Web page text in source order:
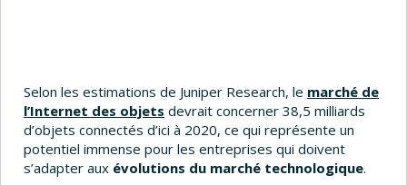
Selon les estimations de Juniper Research, le marché de
l’Internet des objets devrait concerner 38,5 milliards
d’objets connectés d’ici à 2020, ce qui représente un
potentiel immense pour les entreprises qui doivent
s’adapter aux évolutions du marché technologique.